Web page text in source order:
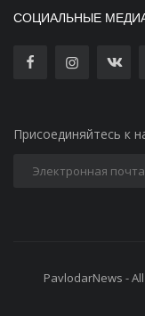
СОЦИАЛЬНЫЕ
Присоединяйтесь к
PavlodarNews -